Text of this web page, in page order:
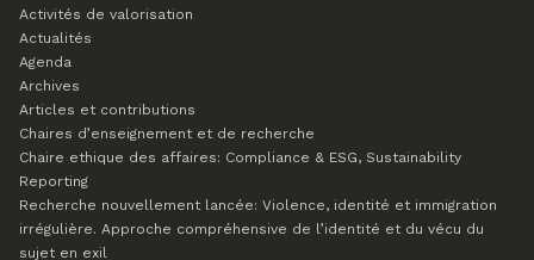
Activités de valorisation
Actualités
Agenda
Archives
Articles et contributions
Chaires d’enseignement et de recherche
Chaire ethique des affaires: Compliance & ESG, Sustainability
Reporting
Recherche nouvellement lancée: Violence, identité et immigration
irrégulière. Approche compréhensive de l’identité et du vécu du
sujet en exil